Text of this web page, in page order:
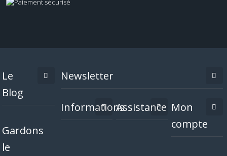
Le
Blog
Gardons
le
Newsletter
InformationsAssistance Mon
compte